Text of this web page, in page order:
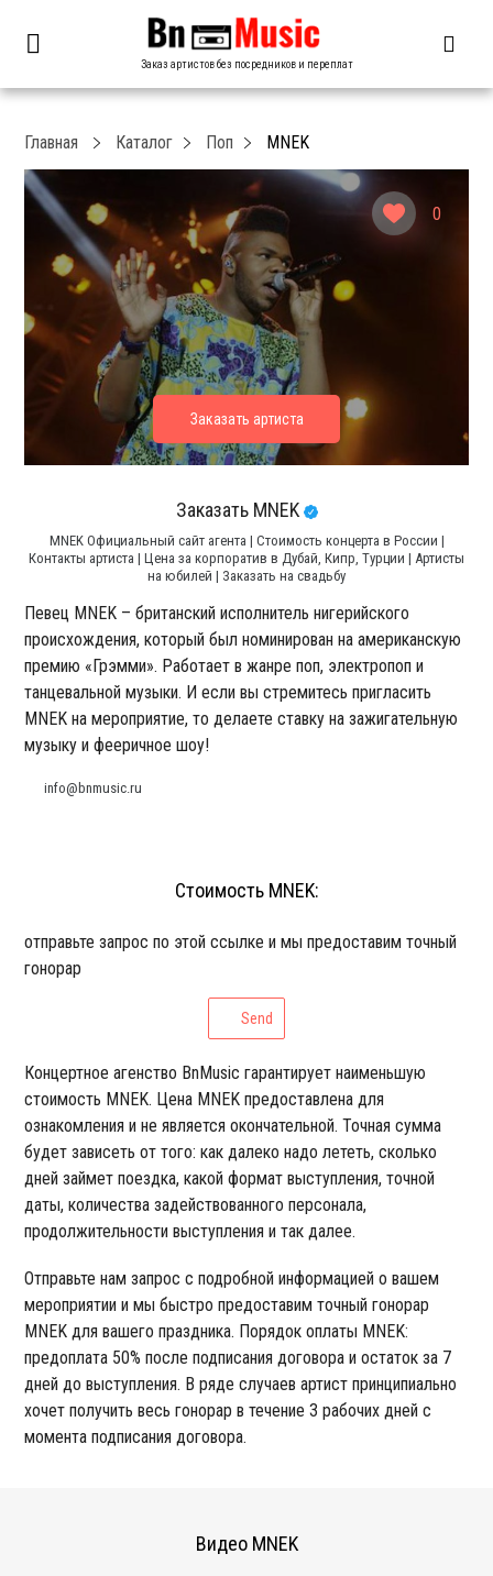
Заказ артистов без посредников и переплат
0
Главная Каталог Поп MNEK
Заказать MNEK
MNEK Официальный сайт агента | Стоимость концерта в России |
Контакты артиста | Цена за корпоратив в Дубай, Кипр, Турции | Артисты
на юбилей | Заказать на свадьбу
Певец MNEK – британский исполнитель нигерийского
происхождения, который был номинирован на американскую
премию «Грэмми». Работает в жанре поп, электропоп и
танцевальной музыки. И если вы стремитесь пригласить
MNEK на мероприятие, то делаете ставку на зажигательную
музыку и фееричное шоу!
info@bnmusic.ru
Стоимость MNEK:
отправьте запрос по этой ссылке и мы предоставим точный
гонорар
Send
Концертное агенство BnMusic гарантирует наименьшую
стоимость MNEK. Цена MNEK предоставлена для
ознакомления и не является окончательной. Точная сумма
будет зависеть от того: как далеко надо лететь, сколько
дней займет поездка, какой формат выступления, точной
даты, количества задействованного персонала,
продолжительности выступления и так далее.
Отправьте нам запрос с подробной информацией о вашем
мероприятии и мы быстро предоставим точный гонорар
MNEK для вашего праздника. Порядок оплаты MNEK:
предоплата 50% после подписания договора и остаток за 7
дней до выступления. В ряде случаев артист принципиально
хочет получить весь гонорар в течение 3 рабочих дней с
момента подписания договора.
Видео MNEK